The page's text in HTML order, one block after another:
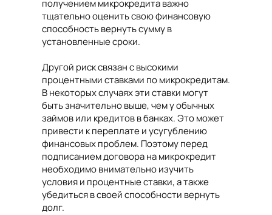
получением микрокредита важно
тщательно оценить свою финансовую
способность вернуть сумму в
установленные сроки.
Другой риск связан с высокими
процентными ставками по микрокредитам.
В некоторых случаях эти ставки могут
быть значительно выше, чем у обычных
займов или кредитов в банках. Это может
привести к переплате и усугублению
финансовых проблем. Поэтому перед
подписанием договора на микрокредит
необходимо внимательно изучить
условия и процентные ставки, а также
убедиться в своей способности вернуть
долг.